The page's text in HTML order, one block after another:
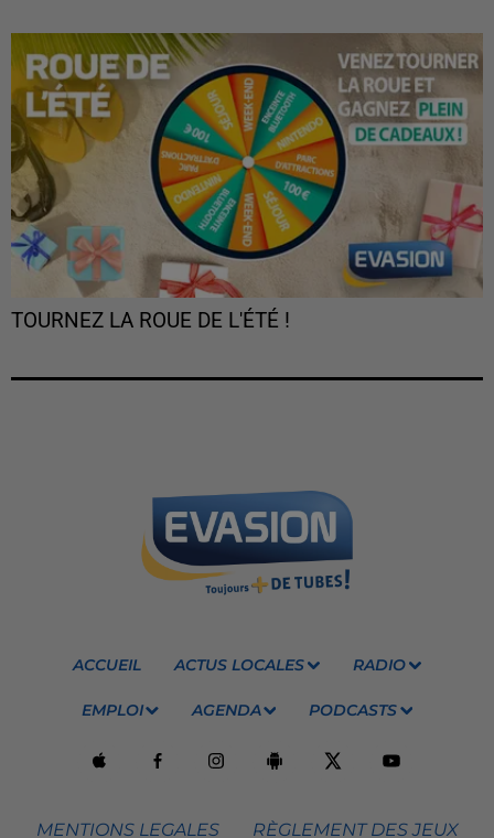
TOURNEZ LA ROUE DE L'ÉTÉ !
ACCUEIL ACTUS LOCALES RADIO
EMPLOI AGENDA PODCASTS
MENTIONS LEGALES RÈGLEMENT DES JEUX